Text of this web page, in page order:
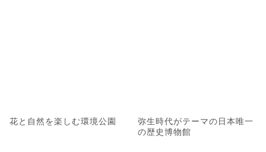
花と自然を楽しむ環境公園
弥生時代がテーマの日本唯一
の歴史博物館